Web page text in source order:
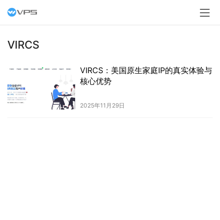
VIRCS
VIRCS：美国原生家庭IP的真实体验与
核心优势
2025年11月29日